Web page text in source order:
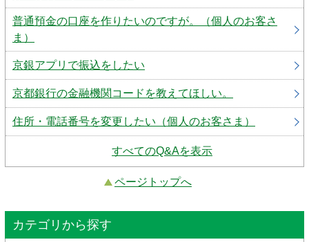
普通預金の口座を作りたいのですが。（個人のお客さ
ま）
京銀アプリで振込をしたい
京都銀行の金融機関コードを教えてほしい。
住所・電話番号を変更したい（個人のお客さま）
すべてのQ&Aを表示
ページトップへ
カテゴリから探す